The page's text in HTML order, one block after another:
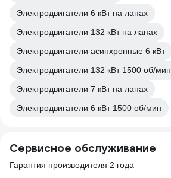
Электродвигатели 6 кВт на лапах
Электродвигатели 132 кВт на лапах
Электродвигатели асинхронные 6 кВт
Электродвигатели 132 кВт 1500 об/мин
Электродвигатели 7 кВт на лапах
Электродвигатели 6 кВт 1500 об/мин
Сервисное обслуживание
Гарантия производителя 2 года